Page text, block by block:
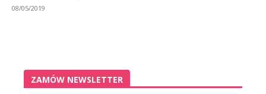
08/05/2019
ZAMÓW NEWSLETTER